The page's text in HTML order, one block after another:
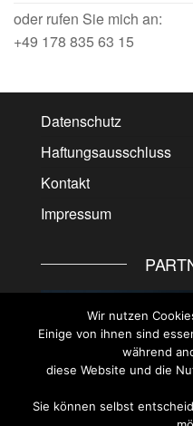
oder rufen Sie mich an:
+49 178 835 63 15
Datenschutz
Haftungsausschluss
Kontakt
Impressum
Wir nutzen
Einige von ihnen sind
während
diese Website und die
Sie können selbst